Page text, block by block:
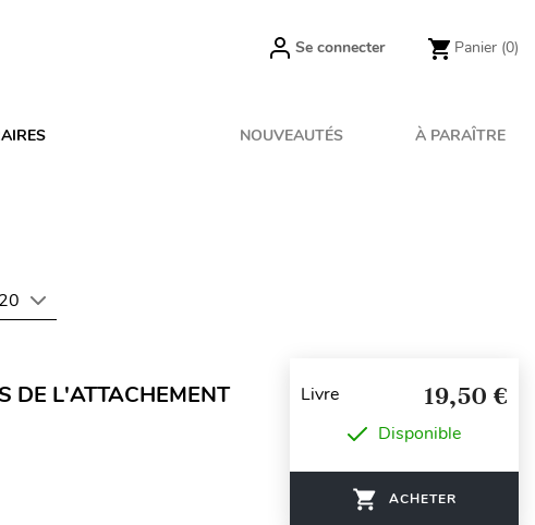
Se connecter Panier (0)
NOUVEAUTÉS À PARAÎTRE
20
DE L'ATTACHEMENT Livre 19,50 €
Disponible
ACHETER